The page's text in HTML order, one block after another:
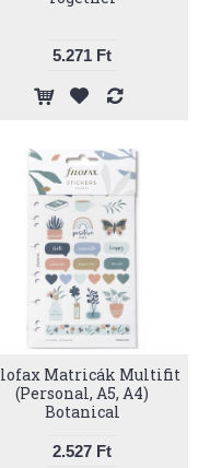
5.271 Ft
Matricák Multifit
(Personal, A5, A4)
Botanical
2.527 Ft